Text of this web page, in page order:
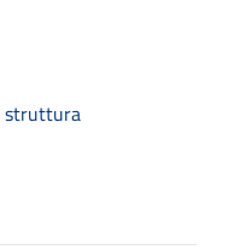
struttura